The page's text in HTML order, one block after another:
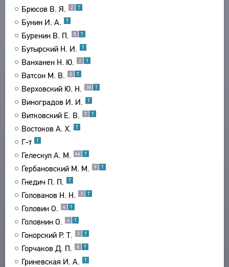
Брюсов В. Я. 2 Т
Бунин И. А. Т
Буренин В. П. 5 Т
Бутырский Н. И. Т
Ванханен Н. Ю. 2 Т
Ватсон М. В. 2 Т
Верховский Ю. Н. 38 Т
Виноградов И. И. Т
Витковский Е. В. 7 Т
Востоков А. Х. Т
Г-т Т
Гелескул А. М. 64 Т
Гербановский М. М. 9 Т
Гнедич П. П. Т
Голованов Н. Н. 3 Т
Головин О. 4 Т
Головнин О. 4 Т
Гонорский Р. Т. 2 Т
Горчаков Д. П. 8 Т
Гриневская И. А. Т
ТЕКСТЫ
АВТОРЫ
ПРОИЗВЕДЕНИЯ
ИЗДАНИЯ
ИССЛЕДОВАНИЯ
ПРОИЗВЕДЕНИЯ
ИЗДАНИЯ
БИБЛИОГРАФИЧЕСКИЕ ПУБЛИКАЦИИ
СОСТАВИТЕЛИ
ПРОИЗВЕДЕНИЯ
ИЗДАНИЯ
ЭНЦИКЛОПЕДИЯ
СЛОВНИК
ВСЕ БИОСПРАВКИ
ПОЭТЫ
ПЕРЕВОДЧИКИ
ИССЛЕДОВАТЕЛИ
ТЕЗАУРУС
УКАЗАТЕЛЬ ТЕРМИНОВ
ПОИСК
О ПРОЕКТЕ
КРАТКО О ПРОЕКТЕ
ЦЕЛИ ПРОЕКТА
ПОДСИСТЕМЫ
КОРПУС
БИБЛИОТЕКА
ЭНЦИКЛОПЕДИЯ
ТЕЗАУРУС
ФУНКЦИОНАЛЬНОСТЬ
УКАЗАТЕЛИ
ПОИСК
СВЯЗИ
СОЗДАТЕЛИ ПРОЕКТА
ОБРАТНАЯ СВЯЗЬ
ПОЛЬЗОВАТЕЛЬСКОЕ СОГЛАШЕНИЕ
ЗАКЛАДКИ